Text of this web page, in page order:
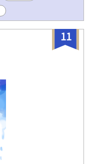
る。 一応毎日更新の
11